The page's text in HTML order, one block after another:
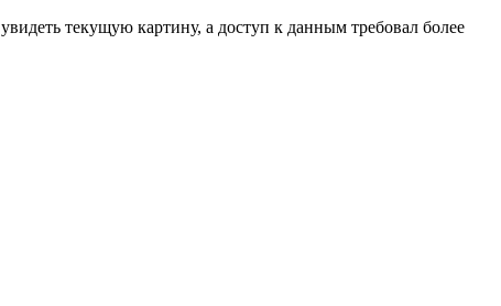
текущую картину, а доступ к данным требовал более